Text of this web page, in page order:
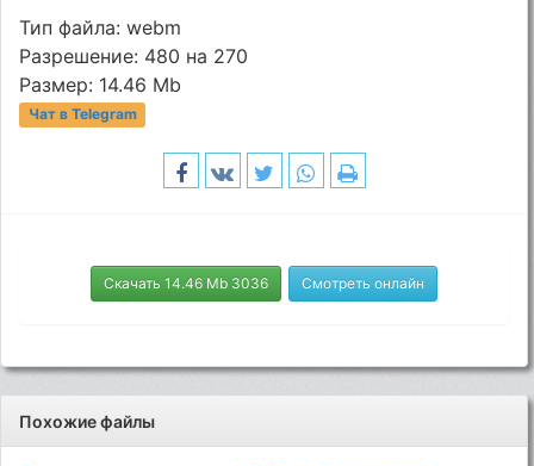
Тип файла: webm
Разрешение: 480 на 270
Размер: 14.46 Mb
Чат в Telegram
Скачать 14.46 Mb 3036 Смотреть онлайн
Похожие файлы